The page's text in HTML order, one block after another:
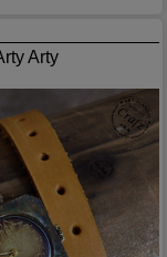
Arty